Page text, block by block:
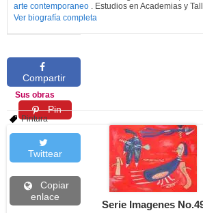
arte contemporaneo . Estudios en Academias y
Ver biografía completa
Compartir
Pin
Twittear
Copiar
enlace
Sus obras
Pintura
Serie Imagenes